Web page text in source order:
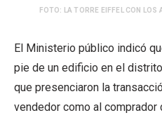
FOTO: LA TORRE EIFFEL CON
El Ministerio público indicó
pie de un edificio en el
que presenciaron la
vendedor como al comprador